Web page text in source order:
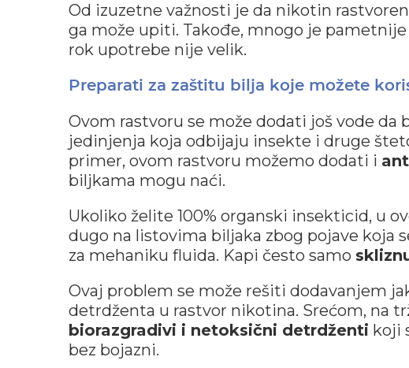
Od izuzetne važnosti je da nikotin
ga može upiti. Takođe, mnogo je
rok upotrebe nije velik.
Preparati za zaštitu bilja koje možete
Ovom rastvoru se može dodati još vode da
jedinjenja koja odbijaju insekte i druge
primer, ovom rastvoru možemo dodati i
biljkama mogu naći.
Ukoliko želite 100% organski insekticid, u
dugo na listovima biljaka zbog pojave koja
za mehaniku fluida. Kapi često samo
Ovaj problem se može rešiti dodavanjem
detrdženta u rastvor nikotina. Srećom, na
biorazgradivi i netoksični detrdženti koji
bez bojazni.